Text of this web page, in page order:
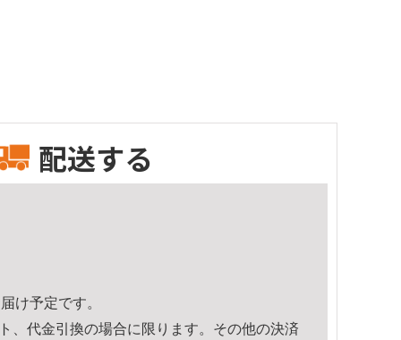
配送する
け予定です。
、代金引換の場合に限ります。その他の決済